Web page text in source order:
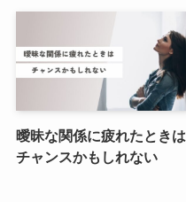
曖昧な関係に疲れたときは
チャンスかもしれない